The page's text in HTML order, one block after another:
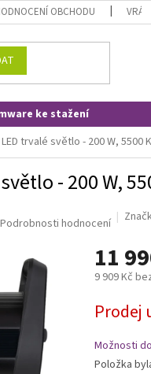
OBCHODU
ke stažení
LED trvalé světlo - 200 W,
- 200 W,
Podrobnosti hodnocení
11
9 909 Kč
cena:
Prodej
Možnosti
Položka